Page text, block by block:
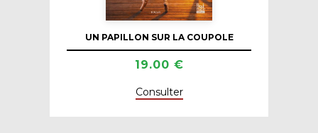
UN PAPILLON SUR LA COUPOLE
19.00 €
Consulter